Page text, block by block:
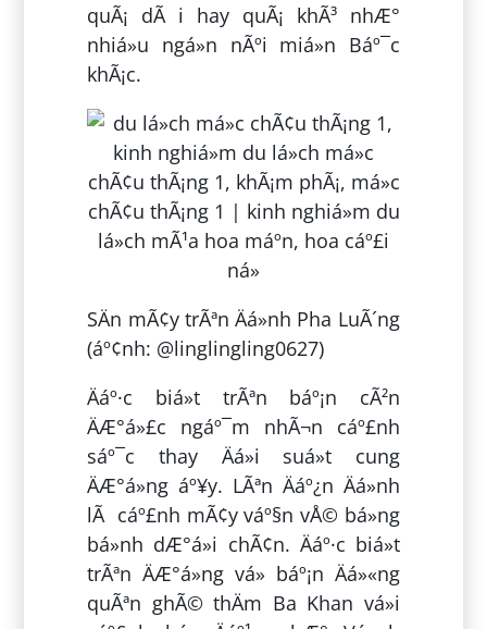
quÃ¡ dÃ i hay quÃ¡ khÃ³ nhÆ°
nhiá»u ngá»n nÃºi miá»n Báº¯c
khÃ¡c.
SÄn mÃ¢y trÃªn Äá»nh Pha LuÃ´ng
(áº¢nh: @linglingling0627)
Äáº·c biá»t trÃªn báº¡n cÃ²n
ÄÆ°á»£c ngáº¯m nhÃ¬n cáº£nh
sáº¯c thay Äá»i suá»t cung
ÄÆ°á»ng áº¥y. LÃªn Äáº¿n Äá»nh
lÃ cáº£nh mÃ¢y váº§n vÅ© bá»ng
bá»nh dÆ°á»i chÃ¢n. Äáº·c biá»t
trÃªn ÄÆ°á»ng vá» báº¡n Äá»«ng
quÃªn ghÃ© thÄm Ba Khan vá»i